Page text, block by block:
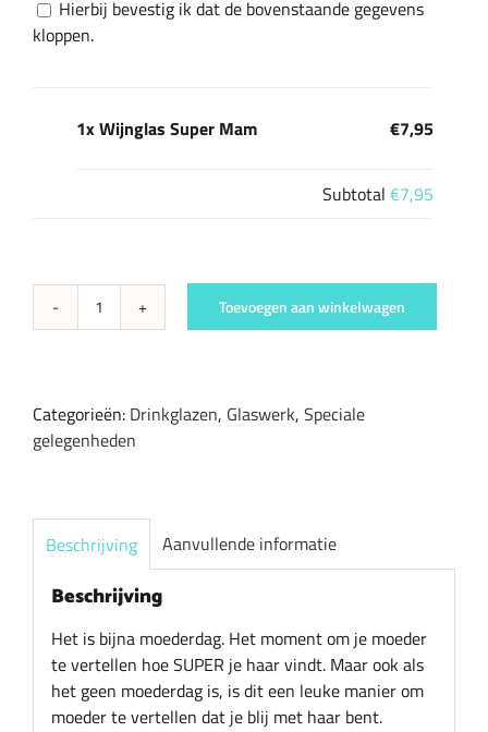
Hierbij bevestig ik dat de bovenstaande gegevens
kloppen.
1x Wijnglas Super Mam €7,95
Subtotal €7,95
Wijnglas
Toevoegen aan winkelwagen
Categorieën: Drinkglazen, Glaswerk, Speciale
gelegenheden
Beschrijving Aanvullende informatie
Beschrijving
Het is bijna moederdag. Het moment om je moeder
te vertellen hoe SUPER je haar vindt. Maar ook als
het geen moederdag is, is dit een leuke manier om
moeder te vertellen dat je blij met haar bent.